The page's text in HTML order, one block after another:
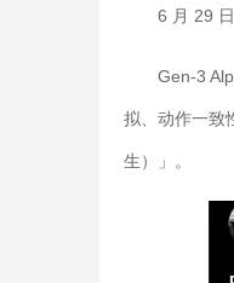
6 月 29
Gen-3
拟、动作一致
生）」。